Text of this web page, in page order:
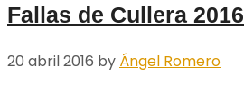
Fallas de Cullera 2016
20 abril 2016 by Ángel Romero